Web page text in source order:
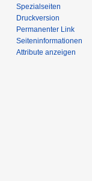
Spezialseiten
Druckversion
Permanenter Link
Seiten­­informationen
Attribute anzeigen